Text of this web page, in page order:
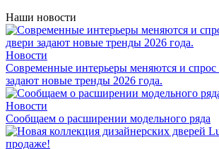
Наши новости
Новости
Современные интерьеры меняются и спрос
задают новые тренды 2026 года.
Новости
Сообщаем о расширении модельного ряда